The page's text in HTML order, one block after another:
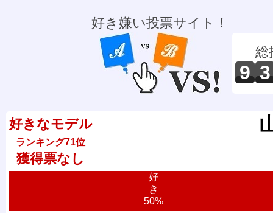
好き嫌い投票サイト！
総
9 3
好きなモデル
ランキング71位
獲得票なし
好
き
50%